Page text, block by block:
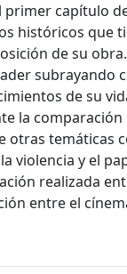
primer capítulo
históricos que
de su
subrayando
de su
la
temáticas
violencia y el
realizada
entre el